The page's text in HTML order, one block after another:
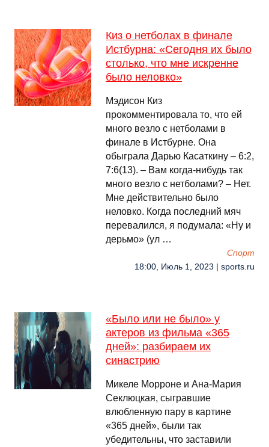
Киз о нетболах в финале
Истбурна: «Сегодня их было
столько, что мне искренне
было неловко»
Мэдисон Киз
прокомментировала то, что ей
много везло с нетболами в
финале в Истбурне. Она
обыграла Дарью Касаткину – 6:2,
7:6(13). – Вам когда-нибудь так
много везло с нетболами? – Нет.
Мне действительно было
неловко. Когда последний мяч
перевалился, я подумала: «Ну и
дерьмо» (ул …
Спорт
18:00, Июль 1, 2023 | sports.ru
«Было или не было» у
актеров из фильма «365
дней»: разбираем их
синастрию
Микеле Морроне и Ана-Мария
Секлюцкая, сыгравшие
влюбленную пару в картине
«365 дней», были так
убедительны, что заставили